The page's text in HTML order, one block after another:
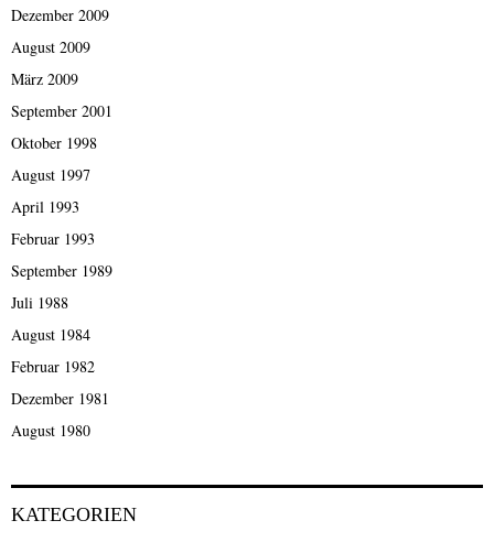
Dezember 2009
August 2009
März 2009
September 2001
Oktober 1998
August 1997
April 1993
Februar 1993
September 1989
Juli 1988
August 1984
Februar 1982
Dezember 1981
August 1980
KATEGORIEN